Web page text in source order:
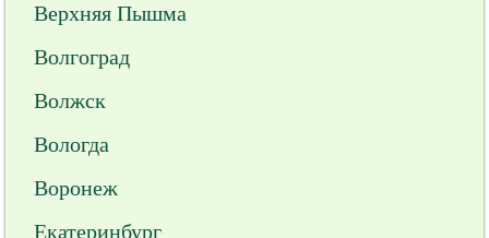
Верхняя Пышма
Волгоград
Волжск
Вологда
Воронеж
Екатеринбург